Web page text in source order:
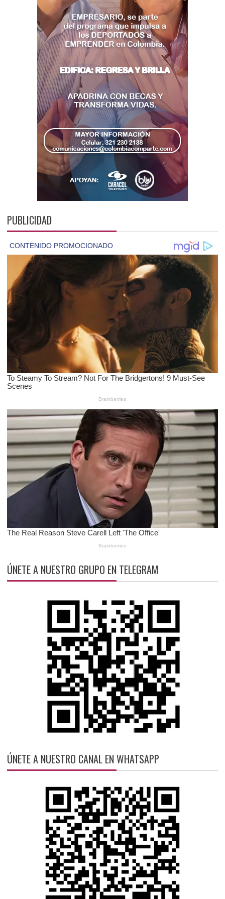
PUBLICIDAD
ÚNETE A NUESTRO GRUPO EN TELEGRAM
ÚNETE A NUESTRO CANAL EN WHATSAPP